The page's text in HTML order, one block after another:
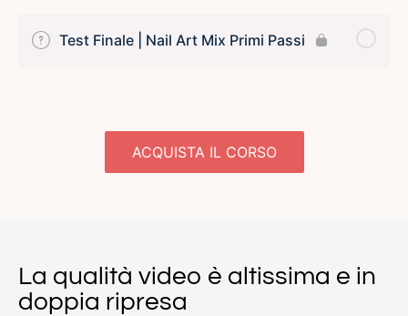
Test Finale | Nail Art Mix Primi Passi
ACQUISTA IL CORSO
La qualità video è altissima e in
doppia ripresa